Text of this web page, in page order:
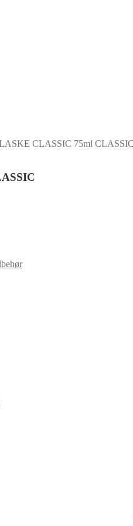
CLASSIC 75ml CLASSIC